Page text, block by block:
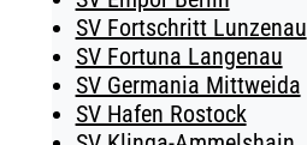
SV Fortschritt Lunzenau
SV Fortuna Langenau
SV Germania Mittweida
SV Hafen Rostock